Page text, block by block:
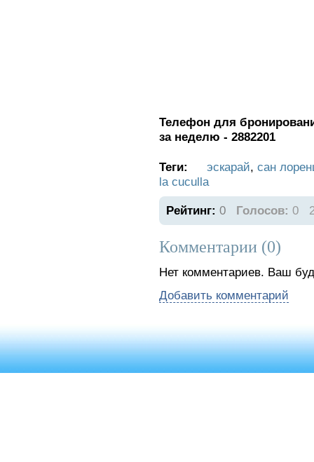
Телефон для
за неделю - 2882201
Теги: эскарай, сан
la cuculla
Рейтинг: 0 Голосов: 0
Комментарии (0)
Нет комментариев. Ваш
Добавить комментарий